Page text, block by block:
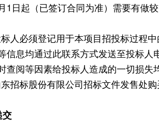
1日起（已签订合同为准）需要有做
人必须登记用于本项目招投标过程
信息均通过此联系方式发送至投标
查阅等因素给投标人造成的一切损失
招标股份有限公司招标文件发售处
交